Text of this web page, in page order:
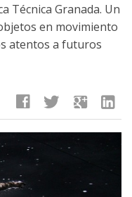
Técnica Granada. Un
en movimiento
atentos a futuros
facebook twitter google linkedin